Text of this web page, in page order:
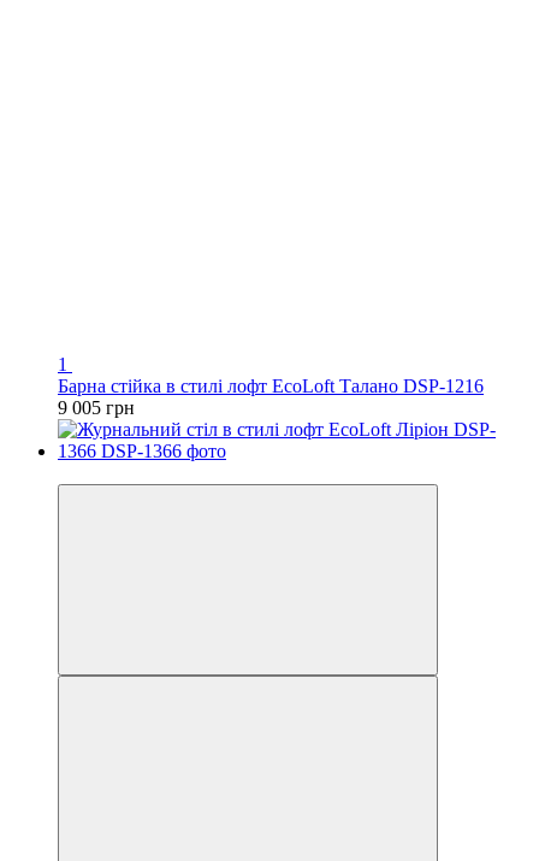
1
Барна стійка в стилі лофт EcoLoft Талано DSP-1216
9 005 грн